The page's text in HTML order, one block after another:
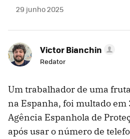
29 junho 2025
Victor Bianchin
Redator
Um trabalhador de uma
na Espanha, foi multado em
Agência Espanhola de
após usar o número de